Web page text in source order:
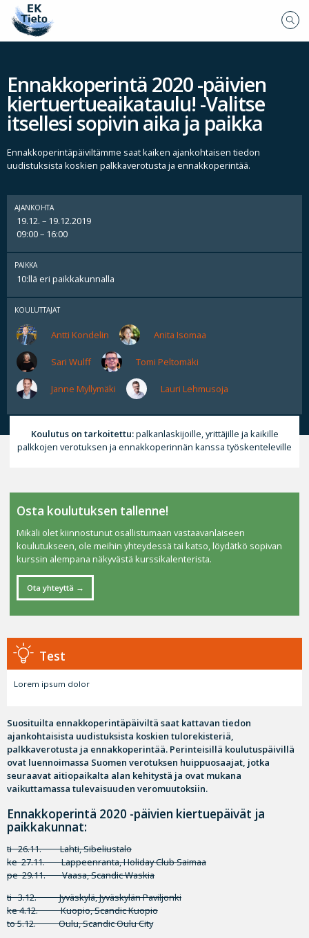
Ennakkoperintä 2020 -päivien
kiertuertueaikataulu! -Valitse
itsellesi sopivin aika ja paikka
Ennakkoperintäpäiviltämme saat kaiken ajankohtaisen tiedon
uudistuksista koskien palkkaverotusta ja ennakkoperintää.
AJANKOHTA
19.12. – 19.12.2019
09:00 – 16:00
PAIKKA
10:llä eri paikkakunnalla
KOULUTTAJAT
Antti Kondelin Anita Isomaa
Sari Wulff Tomi Peltomäki
Janne Myllymäki Lauri Lehmusoja
Koulutus on tarkoitettu:palkanlaskijoille, yrittäjille ja kaikille
palkkojen verotuksen ja ennakkoperinnän kanssa työskenteleville
Test
Lorem ipsum dolor
Suosituilta ennakkoperintäpäiviltä saat kattavan tiedon
ajankohtaisista uudistuksista koskien tulorekisteriä,
palkkaverotusta ja ennakkoperintää. Perinteisillä koulutuspäivillä
ovat luennoimassa Suomen verotuksen huippuosaajat, jotka
seuraavat aitiopaikalta alan kehitystä ja ovat mukana
vaikuttamassa tulevaisuuden veromuutoksiin.
Ennakkoperintä 2020 -päivien kiertuepäivät ja
paikkakunnat:
ti 26.11. Lahti, Sibeliustalo
ke 27.11. Lappeenranta, Holiday Club Saimaa
pe 29.11. Vaasa, Scandic Waskia
ti 3.12. Jyväskylä, Jyväskylän Paviljonki
ke 4.12. Kuopio, Scandic Kuopio
to 5.12. Oulu, Scandic Oulu City
Osta koulutuksen tallenne!
Mikäli olet kiinnostunut osallistumaan vastaavanlaiseen
koulutukseen, ole meihin yhteydessä tai katso, löydätkö sopivan
kurssin alempana näkyvästä kurssikalenterista.
Ota yhteyttä